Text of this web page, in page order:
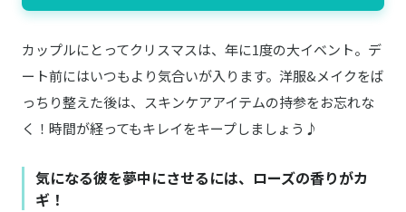
カップルにとってクリスマスは、年に1度の大イベント。デ
ート前にはいつもより気合いが入ります。洋服&メイクをば
っちり整えた後は、スキンケアアイテムの持参をお忘れな
く！時間が経ってもキレイをキープしましょう♪
気になる彼を夢中にさせるには、ローズの香りがカ
ギ！